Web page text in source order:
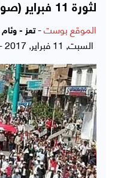
لثورة 11 فبراير (صور)
الموقع بوست-تعز -
السبت, 11 فبراير, 2017 - 04:38 مساءً